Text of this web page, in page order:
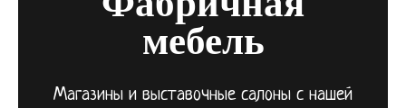
мебель
Магазины и выставочные салоны с нашей